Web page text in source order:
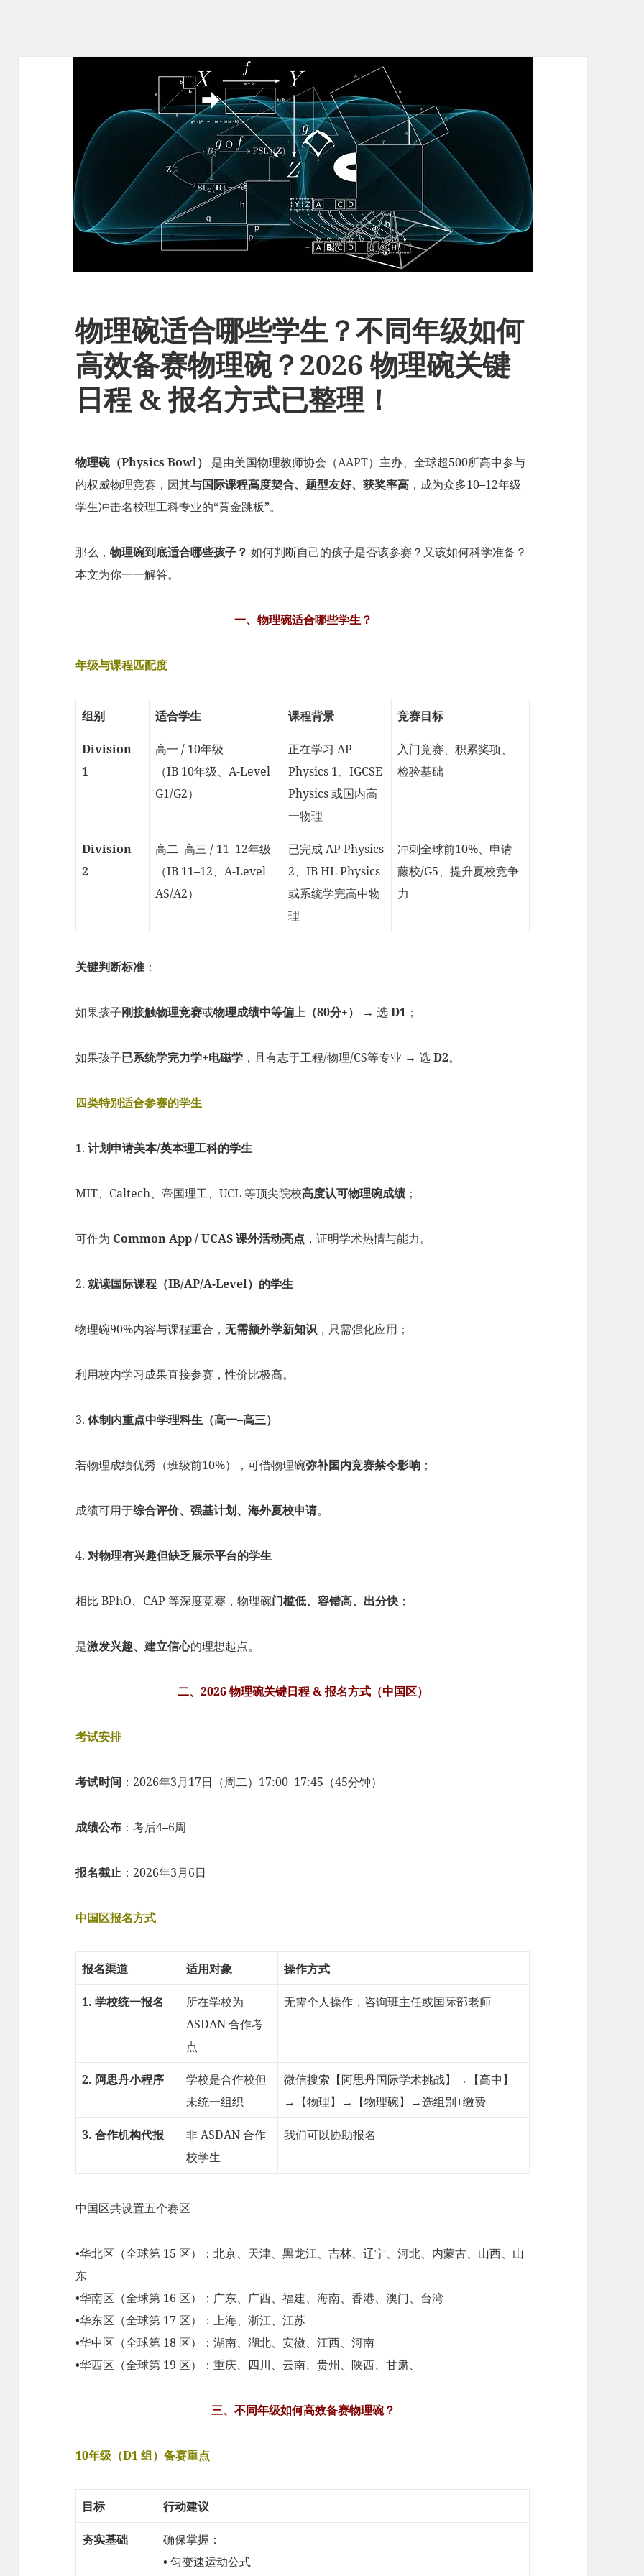
物理碗适合哪些学生？不同年级如何
高效备赛物理碗？2026 物理碗关键
日程 & 报名方式已整理！
物理碗（Physics Bowl）
是由美国物理教师协会（AAPT）主办、全球超500所高中参与
的权威物理竞赛，因其与国际课程高度契合、题型友好、获奖率高 ，成为众多10–12年级
学生冲击名校理工科专业的“黄金跳板”。
那么，物理碗到底适合哪些孩子？ 如何判断自己的孩子是否该参赛？又该如何科学准备？
本文为你一一解答。
一、物理碗适合哪些学生？
年级与课程匹配度
组别 适合学生 课程背景 竞赛目标
Division
1
高一 / 10年级
（IB 10年级、A-Level
G1/G2）
正在学习 AP
Physics 1、IGCSE
Physics 或国内高
一物理
入门竞赛、积累奖项、
检验基础
Division
2
高二–高三 / 11–12年级
（IB 11–12、A-Level
AS/A2）
已完成 AP Physics
2、IB HL Physics
或系统学完高中物
理
冲刺全球前10%、申请
藤校/G5、提升夏校竞争
力
关键判断标准 ：
如果孩子刚接触物理竞赛或物理成绩中等偏上（80分+） → 选D1 ；
如果孩子已系统学完力学+电磁学 ，且有志于工程/物理/CS等专业 → 选D2。
四类特别适合参赛的学生
1.计划申请美本/英本理工科的学生
MIT、Caltech、帝国理工、UCL 等顶尖院校高度认可物理碗成绩；
可作为 Common App / UCAS 课外活动亮点 ，证明学术热情与能力。
2.就读国际课程（IB/AP/A-Level）的学生
物理碗90%内容与课程重合，无需额外学新知识 ，只需强化应用；
利用校内学习成果直接参赛，性价比极高。
3.体制内重点中学理科生（高一–高三）
若物理成绩优秀（班级前10%），可借物理碗弥补国内竞赛禁令影响 ；
成绩可用于综合评价、强基计划、海外夏校申请。
4.对物理有兴趣但缺乏展示平台的学生
相比 BPhO、CAP 等深度竞赛，物理碗门槛低、容错高、出分快 ；
是激发兴趣、建立信心的理想起点。
二、2026 物理碗关键日程 & 报名方式（中国区）
考试安排
考试时间 ：2026年3月17日（周二）17:00–17:45（45分钟）
成绩公布 ：考后4–6周
报名截止 ：2026年3月6日
中国区报名方式
报名渠道 适用对象 操作方式
1. 学校统一报名
所在学校为
ASDAN 合作考
点
无需个人操作，咨询班主任或国际部老师
2. 阿思丹小程序
学校是合作校但
未统一组织
微信搜索【阿思丹国际学术挑战】→【高中】
→【物理】→【物理碗】→选组别+缴费
3. 合作机构代报
非 ASDAN 合作
校学生
我们可以协助报名
中国区共设置五个赛区
•华北区（全球第 15 区）：北京、天津、黑龙江、吉林、辽宁、河北、内蒙古、山西、山
东
•华南区（全球第 16 区）：广东、广西、福建、海南、香港、澳门、台湾
•华东区（全球第 17 区）：上海、浙江、江苏
•华中区（全球第 18 区）：湖南、湖北、安徽、江西、河南
•华西区（全球第 19 区）：重庆、四川、云南、贵州、陕西、甘肃、
三、不同年级如何高效备赛物理碗？
10年级（D1 组）备赛重点
目标 行动建议
夯实基础
确保掌握：
• 匀变速运动公式